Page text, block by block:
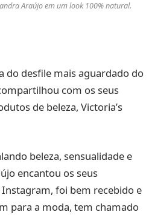
Araújo em um look 100% natural.
do desfile mais aguardado do
com os seus
de beleza, Victoria’s
beleza, sensualidade e
encantou os seus
Instagram, foi bem recebido e
para a moda, tem chamado